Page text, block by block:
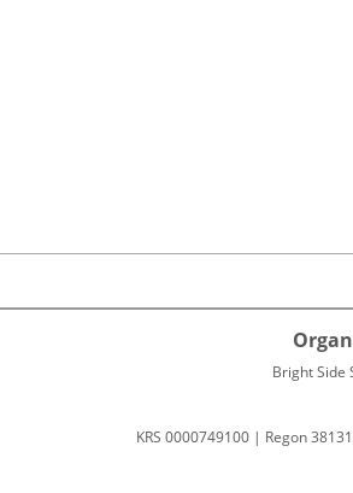
Bright Side
KRS 0000749100 | Regon